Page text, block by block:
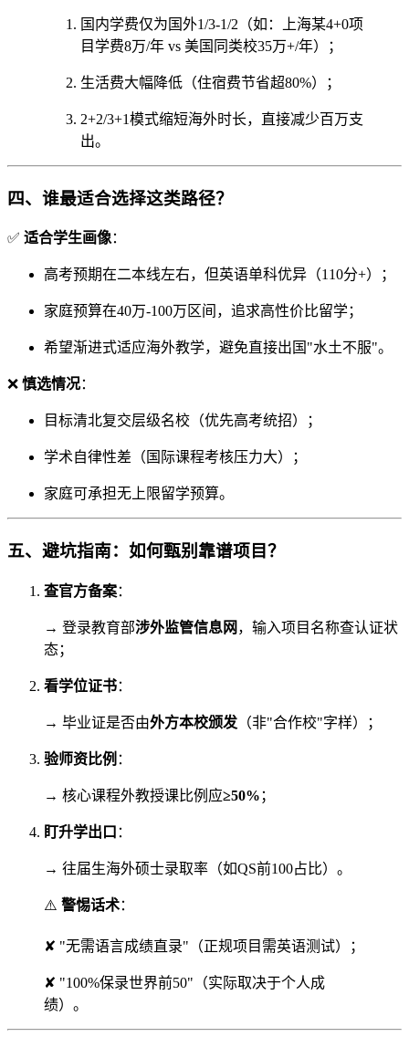
国内学费仅为国外1/3-1/2（如：上海某4+0项
目学费8万/年 vs 美国同类校35万+/年）；
生活费大幅降低（住宿费节省超80%）；
2+2/3+1模式缩短海外时长，直接减少百万支
出。
四、谁最适合选择这类路径？
✅ 适合学生画像：
高考预期在二本线左右，但英语单科优异（110分+）；
家庭预算在40万-100万区间，追求高性价比留学；
希望渐进式适应海外教学，避免直接出国"水土不服"。
❌ 慎选情况：
目标清北复交层级名校（优先高考统招）；
学术自律性差（国际课程考核压力大）；
家庭可承担无上限留学预算。
五、避坑指南：如何甄别靠谱项目？
查官方备案：
→ 登录教育部涉外监管信息网 ，输入项目名称查认证状
态；
看学位证书：
→ 毕业证是否由外方本校颁发 （非"合作校"字样）；
验师资比例 ：
→ 核心课程外教授课比例应≥50% ；
盯升学出口 ：
→ 往届生海外硕士录取率（如QS前100占比）。
⚠️ 警惕话术：
✘ "无需语言成绩直录"（正规项目需英语测试）；
✘ "100%保录世界前50"（实际取决于个人成
绩）。